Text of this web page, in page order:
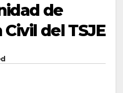
de
del TSJE